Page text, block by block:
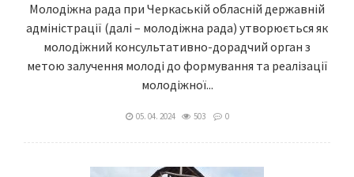
Молодіжна рада при Черкаській обласній державній
адміністрації (далі – молодіжна рада) утворюється як
молодіжний консультативно-дорадчий орган з
метою залучення молоді до формування та реалізації
молодіжної...
05. 04. 2024 503 0